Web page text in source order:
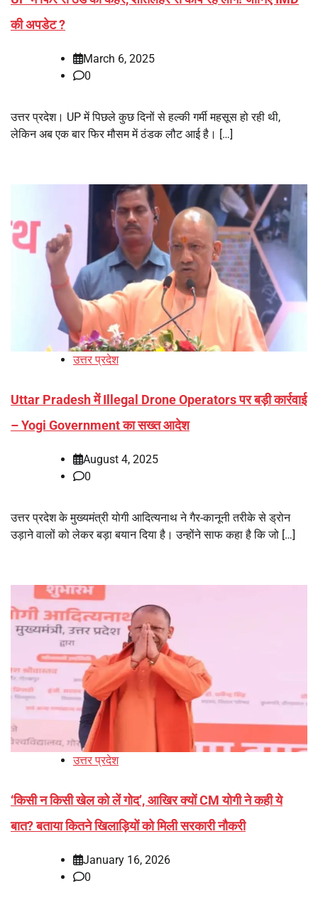
की अपडेट ?
March 6, 2025
0
उत्तर प्रदेश। UP में पिछले कुछ दिनों से हल्की गर्मी महसूस हो रही थी,
लेकिन अब एक बार फिर मौसम में ठंडक लौट आई है। […]
उत्तर प्रदेश
Uttar Pradesh में Illegal Drone Operators पर बड़ी कार्रवाई
– Yogi Government का सख्त आदेश
August 4, 2025
0
उत्तर प्रदेश के मुख्यमंत्री योगी आदित्यनाथ ने गैर-कानूनी तरीके से ड्रोन
उड़ाने वालों को लेकर बड़ा बयान दिया है। उन्होंने साफ कहा है कि जो […]
उत्तर प्रदेश
‘किसी न किसी खेल को लें गोद’, आखिर क्यों CM योगी ने कही ये
बात? बताया कितने खिलाड़ियों को मिली सरकारी नौकरी
January 16, 2026
0